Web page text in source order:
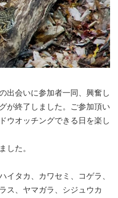
出会いに参加者一同、興奮し
が終了しました。ご参加頂い
ウオッチングできる日を楽し
した。
イタカ、カワセミ、コゲラ、
ス、ヤマガラ、シジュウカ